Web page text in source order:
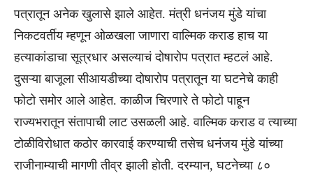
पत्रातून अनेक खुलासे झाले आहेत. मंत्री धनंजय मुंडे यांचा
निकटवर्तीय म्हणून ओळखला जाणारा वाल्मिक कराड हाच या
हत्याकांडाचा सूत्रधार असल्याचं दोषारोप पत्रात म्हटलं आहे.
दुसऱ्या बाजूला सीआयडीच्या दोषारोप पत्रातून या घटनेचे काही
फोटो समोर आले आहेत. काळीज चिरणारे ते फोटो पाहून
राज्यभरातून संतापाची लाट उसळली आहे. वाल्मिक कराड व त्याच्या
टोळीविरोधात कठोर कारवाई करण्याची तसेच धनंजय मुंडे यांच्या
राजीनाम्याची मागणी तीव्र झाली होती. दरम्यान, घटनेच्या ८०